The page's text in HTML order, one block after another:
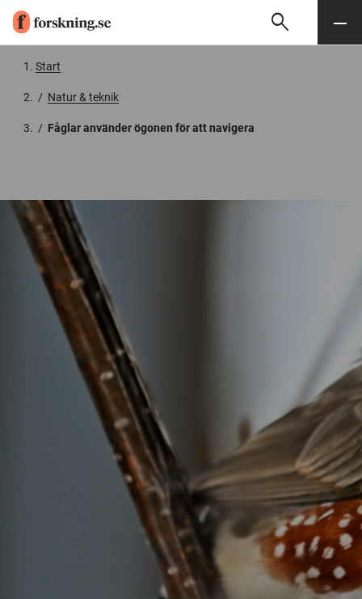
Söksearch Meny
Start
/ Natur & teknik
/ Fåglar använder ögonen för att navigera